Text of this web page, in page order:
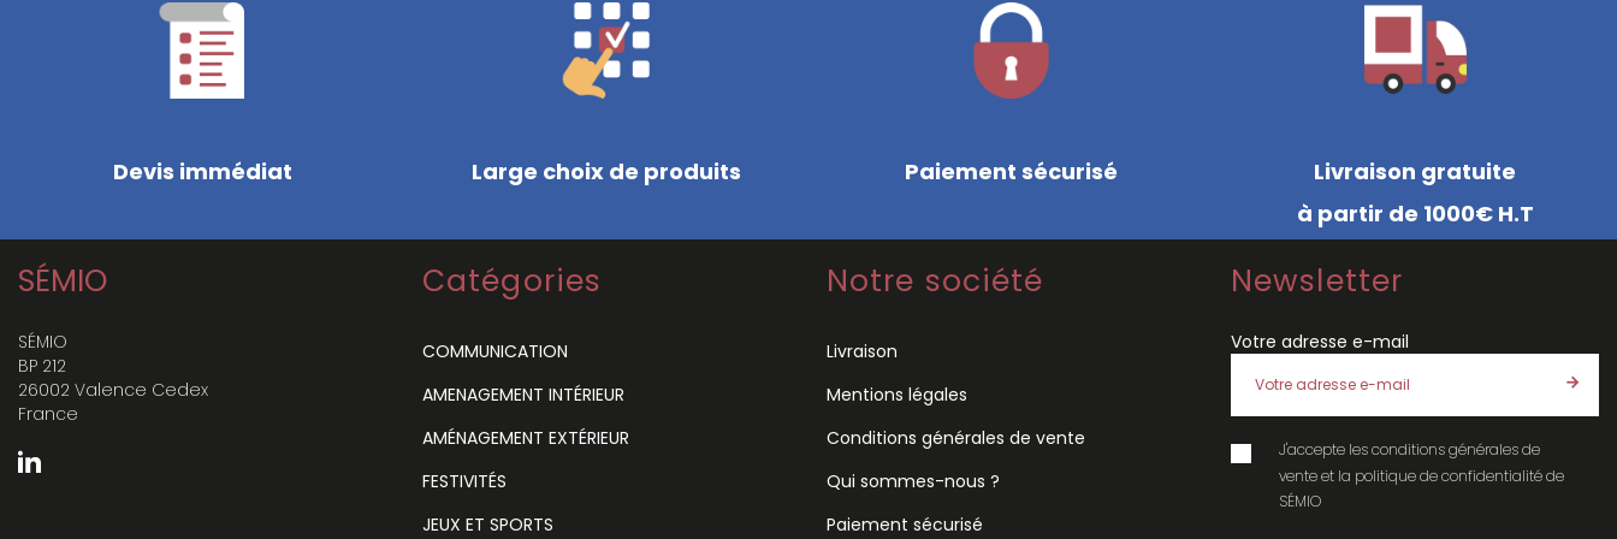
Devis immédiat Large choix de produits Paiement sécurisé
Livraison gratuite
à partir de 1000€ H.T
SÉMIO
SÉMIO
BP 212
26002 Valence Cedex
France
Catégories
COMMUNICATION
AMENAGEMENT INTÉRIEUR
AMÉNAGEMENT EXTÉRIEUR
FESTIVITÉS
JEUX ET SPORTS
Notre société
Livraison
Mentions légales
Conditions générales de vente
Qui sommes-nous ?
Paiement sécurisé
Newsletter
Votre adresse e-mail
J'accepte lesconditions générales de
venteet la politique de confidentialitéde
SÉMIO